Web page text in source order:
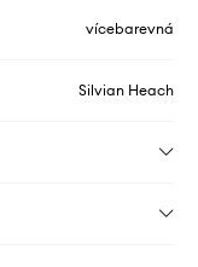
vícebarevná
Silvian Heach